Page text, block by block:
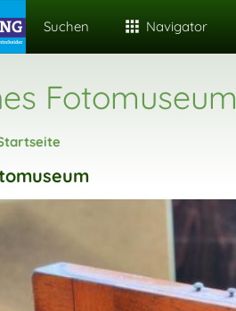
Suchen Navigator
Fotomuseum